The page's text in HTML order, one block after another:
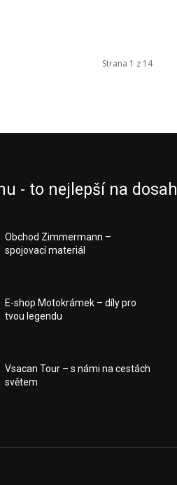
Strana 1 z 14
- to nejlepší na dosah
Obchod Zimmermann –
spojovací materiál
E-shop Motokrámek – díly pro
tvou legendu
Vsacan Tour – s námi na cestách
světem